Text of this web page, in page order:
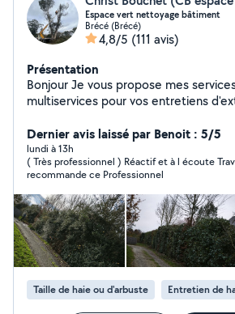
Espace vert nettoyage bâtiment
Brécé (Brécé)
4,8/5 (111 avis)
Présentation
Bonjour Je vous propose mes
multiservices pour vos entretiens
surface ou petite surface ---élagage
débroussaillage et ramassage des
nettoyage peinture et ravalement ---
toiture dallage muret terrasse pignon
intérieur extérieur peinture muret
l'évacuation des déchets verts des
gravats et autres N'hésitez pas les devis et
déplacement sont gratuits Disponible 24H24. Possibilité
de payer en plusieurs fois sans frais
chèque travaux effectués
soigneusement.
Dernier avis laissé par Benoit : 5/5
lundi à 13h
( Très professionnel ) Réactif et à l écoute Travail très soigné Je
recommande ce Professionnel
Taille de haie ou d'arbuste Entretien de